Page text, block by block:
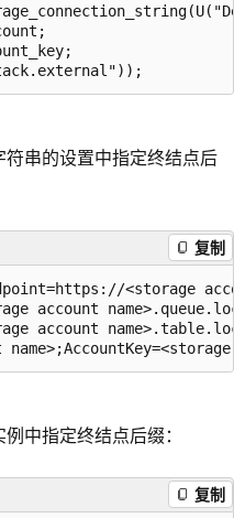
串的设置中指定终结点后
复制
<storage
account
account
中指定终结点后缀：
复制